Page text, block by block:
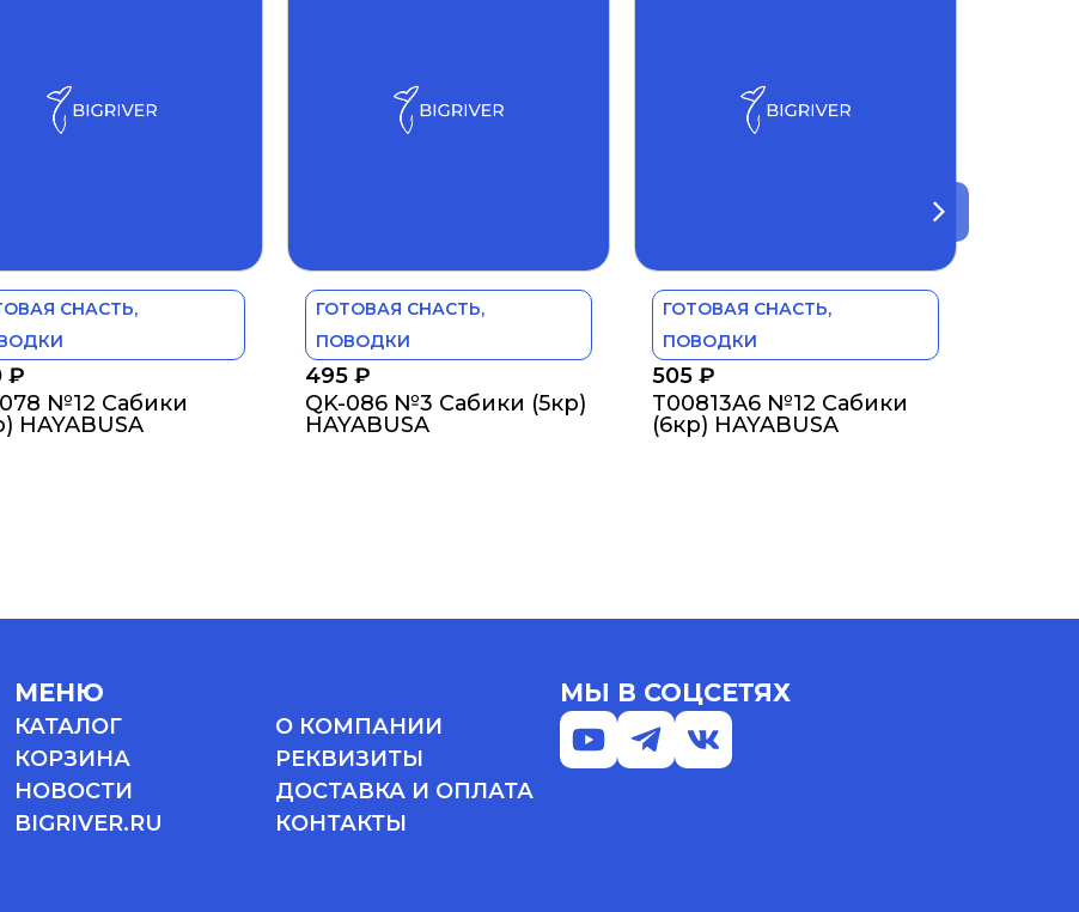
СНАСТЬ,
₽
№12 Сабики
HAYABUSA
ГОТОВАЯ СНАСТЬ,
ПОВОДКИ
495 ₽
QK-086 №3 Сабики (5кр)
HAYABUSA
ГОТОВАЯ СНАСТЬ,
ПОВОДКИ
505 ₽
T00813A6 №12 Сабики
(6кр) HAYABUSA
МЕНЮ
КАТАЛОГ
О КОМПАНИИ
КОРЗИНА
РЕКВИЗИТЫ
НОВОСТИ
ДОСТАВКА И ОПЛАТА
BIGRIVER.RU
КОНТАКТЫ
МЫ В СОЦСЕТЯХ